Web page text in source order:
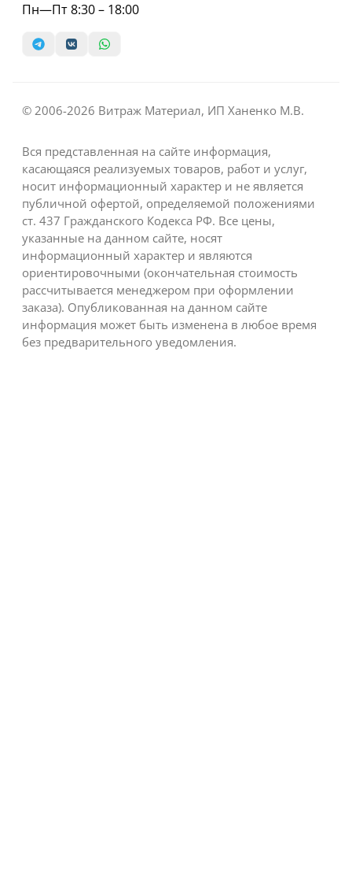
Пн—Пт 8:30 – 18:00
© 2006-2026 Витраж Материал, ИП Ханенко М.В.
Вся представленная на сайте информация,
касающаяся реализуемых товаров, работ и услуг,
носит информационный характер и не является
публичной офертой, определяемой положениями
ст. 437 Гражданского Кодекса РФ. Все цены,
указанные на данном сайте, носят
информационный характер и являются
ориентировочными (окончательная стоимость
рассчитывается менеджером при оформлении
заказа). Опубликованная на данном сайте
информация может быть изменена в любое время
без предварительного уведомления.